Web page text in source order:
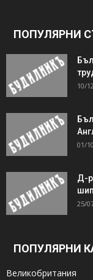
ПОПУЛЯРНИ
10/
01/
Д-р
25/
ПОПУЛЯРНИ
Великобритания